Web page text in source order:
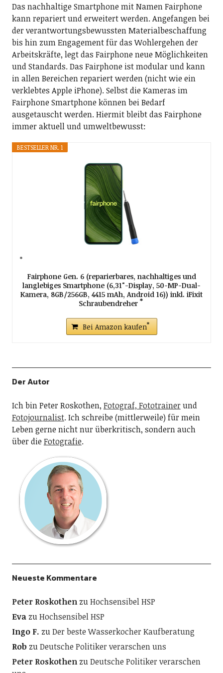
Das nachhaltige Smartphone mit Namen Fairphone
kann repariert und erweitert werden. Angefangen bei
der verantwortungsbewussten Materialbeschaffung
bis hin zum Engagement für das Wohlergehen der
Arbeitskräfte, legt das Fairphone neue Möglichkeiten
und Standards. Das Fairphone ist modular und kann
in allen Bereichen repariert werden (nicht wie ein
verklebtes Apple iPhone). Selbst die Kameras im
Fairphone Smartphone können bei Bedarf
ausgetauscht werden. Hiermit bleibt das Fairphone
immer aktuell und umweltbewusst:
BESTSELLER NR. 1
Fairphone Gen. 6 (reparierbares, nachhaltiges und
langlebiges Smartphone (6,31"-Display, 50-MP-Dual-
Kamera, 8GB/256GB, 4415 mAh, Android 16)) inkl. iFixit
Schraubendreher
Bei Amazon kaufen
Der Autor
Ich bin Peter Roskothen, Fotograf, Fototrainer und
Fotojournalist. Ich schreibe (mittlerweile) für mein
Leben gerne nicht nur überkritisch, sondern auch
über dieFotografie.
Neueste Kommentare
Peter RoskothenzuHochsensibel HSP
EvazuHochsensibel HSP
Ingo F. zuDer beste Wasserkocher Kaufberatung
Rob zuDeutsche Politiker verarschen uns
Peter RoskothenzuDeutsche Politiker verarschen